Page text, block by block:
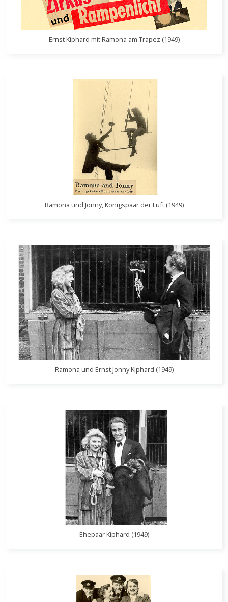
Ernst Kiphard mit Ramona am Trapez (1949)
Ramona und Jonny, Königspaar der Luft (1949)
Ramona und Ernst Jonny Kiphard (1949)
Ehepaar Kiphard (1949)